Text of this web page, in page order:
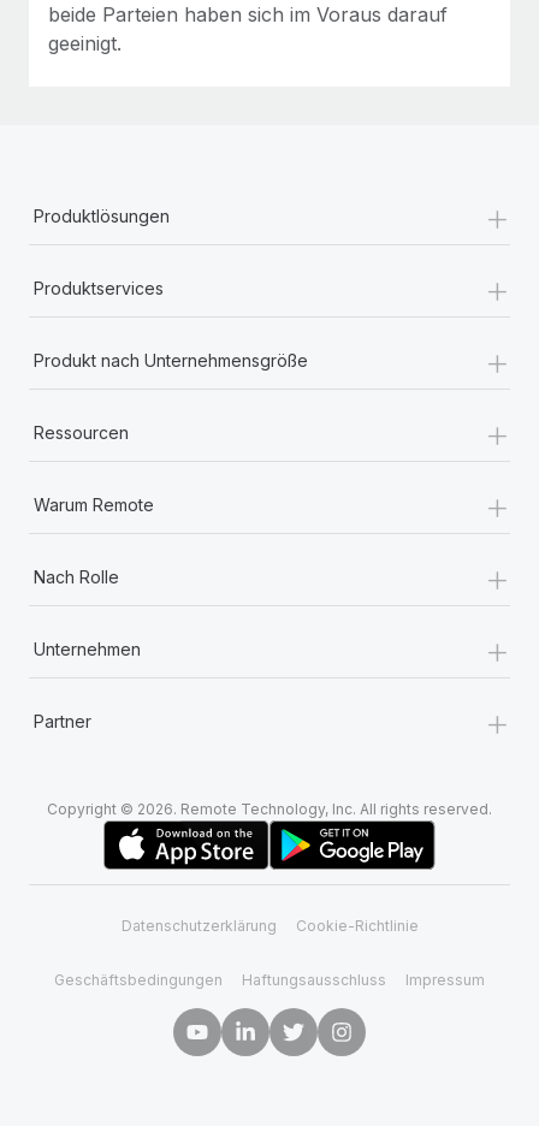
beide Parteien haben sich im Voraus darauf
geeinigt.
Produktlösungen +
Produktservices +
Produkt nach Unternehmensgröße +
Ressourcen +
Warum Remote +
Nach Rolle +
Unternehmen +
Partner +
Copyright © 2026. Remote Technology, Inc. All rights reserved.
Datenschutzerklärung Cookie-Richtlinie
Geschäftsbedingungen Haftungsausschluss Impressum